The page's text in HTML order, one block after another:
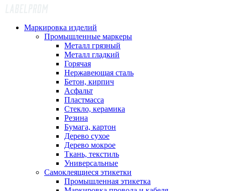
Маркировка изделий
Промышленные маркеры
Металл грязный
Металл гладкий
Горячая
Нержавеющая сталь
Бетон, кирпич
Асфальт
Пластмасса
Стекло, керамика
Резина
Бумага, картон
Дерево сухое
Дерево мокрое
Ткань, текстиль
Универсальные
Самоклеящиеся этикетки
Промышленная этикетка